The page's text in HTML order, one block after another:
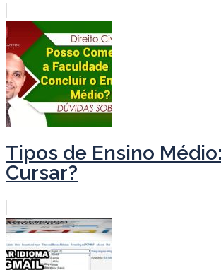
Tipos de Ensino
Cursar?